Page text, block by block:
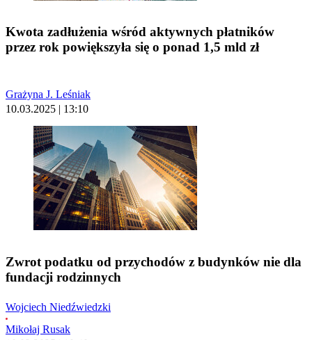
Kwota zadłużenia wśród aktywnych płatników
przez rok powiększyła się o ponad 1,5 mld zł
Grażyna J. Leśniak
10.03.2025 | 13:10
Zwrot podatku od przychodów z budynków nie dla
fundacji rodzinnych
Wojciech Niedźwiedzki
Mikołaj Rusak